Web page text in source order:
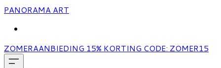
PANORAMA ART
ZOMERAANBIEDING 15% KORTING CODE: ZOMER15